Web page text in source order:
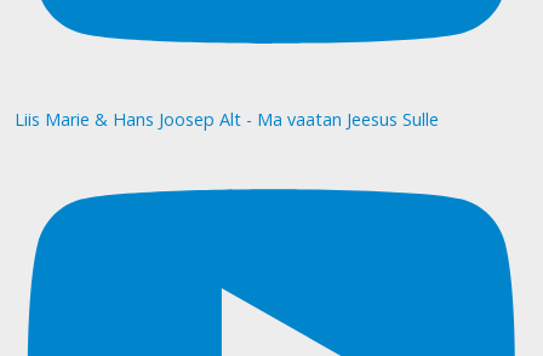
Liis Marie & Hans Joosep Alt - Ma vaatan Jeesus Sulle